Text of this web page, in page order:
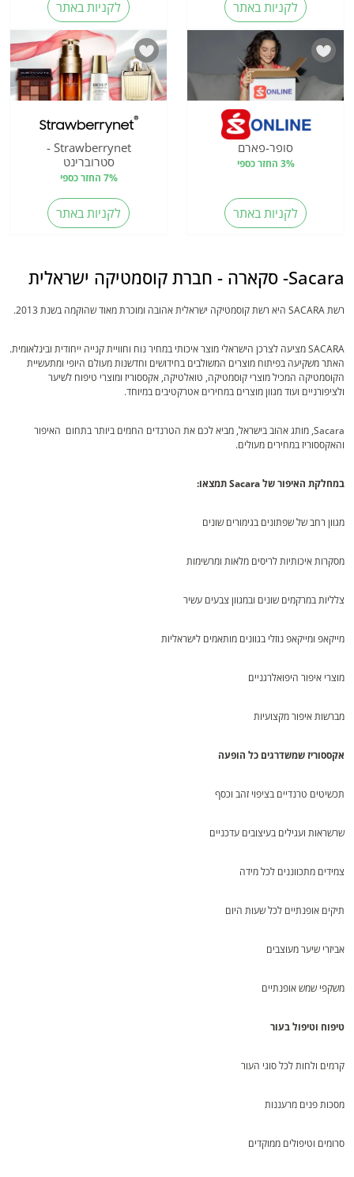
לקניות באתר לקניות באתר
סופר-פארם
3% החזר כספי
לקניות באתר
Strawberrynet -
סטרוברינט
7% החזר כספי
לקניות באתר
Sacara- סקארה - חברת קוסמטיקה ישראלית
רשת SACARA היא רשת קוסמטיקה ישראלית אהובה ומוכרת מאוד שהוקמה בשנת 2013.
SACARA מציעה לצרכן הישראלי מוצר איכותי במחיר נוח וחוויית קנייה ייחודית ובינלאומית.
האתר משקיעה בפיתוח מוצרים המשולבים בחידושים וחדשנות מעולם היופי ומתעשיית
הקוסמטיקה המכיל מוצרי קוסמטיקה, טואלטיקה, אקססוריז ומוצרי טיפוח לשיער
ולציפורניים ועוד מגוון מוצרים במחירים אטרקטיבים במיוחד.
Sacara, מותג אהוב בישראל, מביא לכם את הטרנדים החמים ביותר בתחום האיפור
והאקססוריז במחירים מעולים.
במחלקת האיפור של Sacara תמצאו:
מגוון רחב של שפתונים בגימורים שונים
מסקרות איכותיות לריסים מלאות ומרשימות
צלליות במרקמים שונים ובמגוון צבעים עשיר
מייקאפ ומייקאפ נוזלי בגוונים מותאמים לישראליות
מוצרי איפור היפואלרגניים
מברשות איפור מקצועיות
אקססוריז שמשדרגים כל הופעה
תכשיטים טרנדיים בציפוי זהב וכסף
שרשראות ועגילים בעיצובים עדכניים
צמידים מתכווננים לכל מידה
תיקים אופנתיים לכל שעות היום
אביזרי שיער מעוצבים
משקפי שמש אופנתיים
טיפוח וטיפול בעור
קרמים ולחות לכל סוגי העור
מסכות פנים מרעננות
סרומים וטיפולים ממוקדים